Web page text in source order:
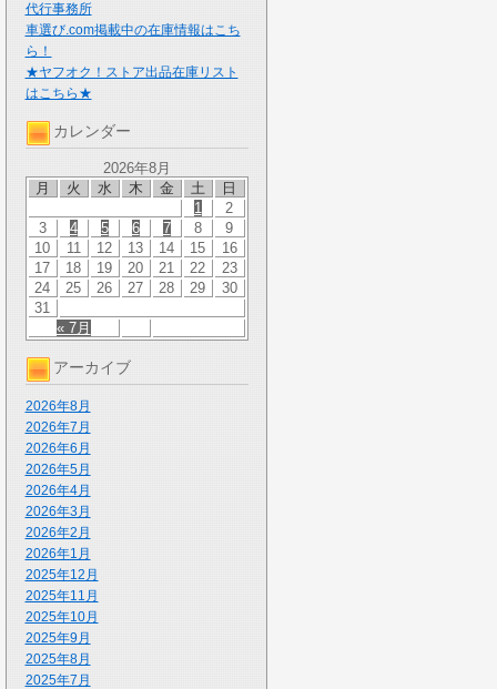
代行事務所
車選び.com掲載中の在庫情報はこち
ら！
★ヤフオク！ストア出品在庫リスト
はこちら★
カレンダー
2026年8月
月
火 水 木 金 土 日
« 7月
1
2
3
4 5 6 7 8
9
10
11 12 13 14 15
16
17
18 19 20 21 22
23
24
25 26 27 28 29
30
31
アーカイブ
2026年8月
2026年7月
2026年6月
2026年5月
2026年4月
2026年3月
2026年2月
2026年1月
2025年12月
2025年11月
2025年10月
2025年9月
2025年8月
2025年7月